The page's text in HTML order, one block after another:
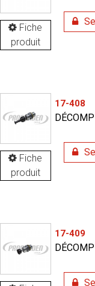
Fiche
produit
Fiche
produit
17-408
17-409